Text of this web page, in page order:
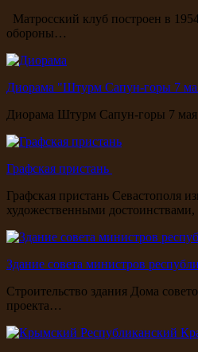
Матросский клуб построен в
обороны…
Диорама "Штурм Сапун-горы 7
Диорама Штурм Сапун-горы 7
Графская пристань
Графская пристань Севастополя
художественными
Здание совета министров
Строительство здания Дома
проекта…